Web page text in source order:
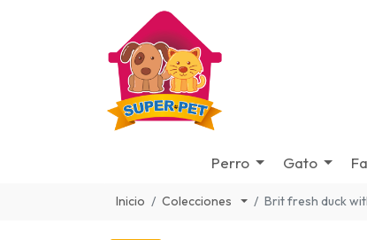
Perro Gato
Inicio Colecciones Brit fresh duck